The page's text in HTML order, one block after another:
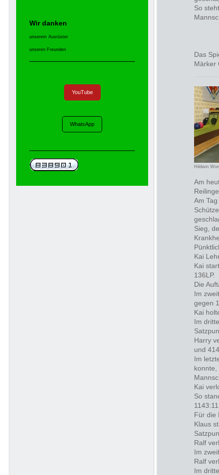
So
Das
Märker
Hildwin
Am
Am
Sieg,
Kai
Kai
136LP.
Die
Im
gegen
Kai
Im
Harry
und
Im
Kai
So
Für die
Klaus
Ralf
Im
Ralf
Im
Wir danken
unserem Ausrüster
unseren Freunden
YouTube
WhatsApp